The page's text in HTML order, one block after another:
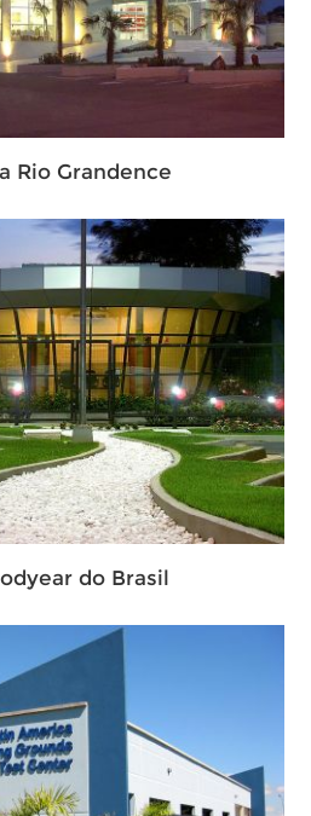
Rio Grandence
do Brasil